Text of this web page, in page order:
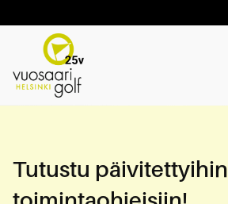
Tutustu päivitettyihin